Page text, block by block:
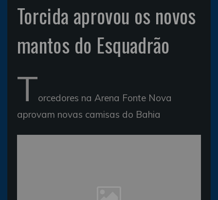
Torcida aprovou os novos
mantos do Esquadrão
Torcedores na Arena Fonte Nova
aprovam novas camisas do Bahia